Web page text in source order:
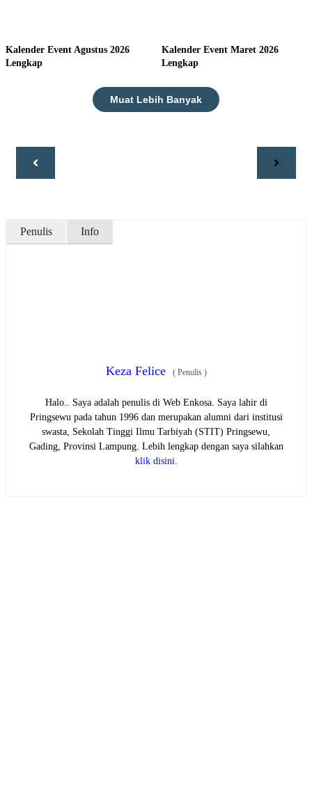
Kalender Event Agustus 2026
Lengkap
Kalender Event Maret 2026
Lengkap
Muat Lebih Banyak
Penulis Info
Keza Felice (Penulis )
Halo.. Saya adalah penulis di Web Enkosa. Saya lahir di
Pringsewu pada tahun 1996 dan merupakan alumni dari institusi
swasta, Sekolah Tinggi Ilmu Tarbiyah (STIT) Pringsewu,
Gading, Provinsi Lampung. Lebih lengkap dengan saya silahkan
klik disini.